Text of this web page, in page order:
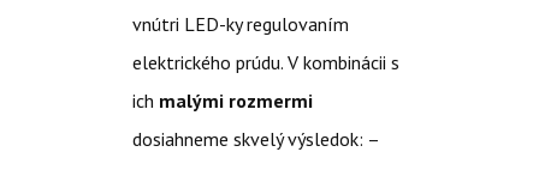
vnútri LED-ky regulovaním
elektrického prúdu. V kombinácii s
ich malými rozmermi
dosiahneme skvelý výsledok: –